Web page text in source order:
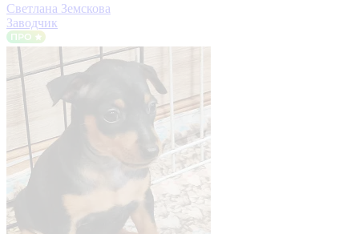
Светлана Земскова
Заводчик